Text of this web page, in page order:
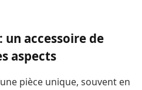
un accessoire de
aspects
pièce unique, souvent en